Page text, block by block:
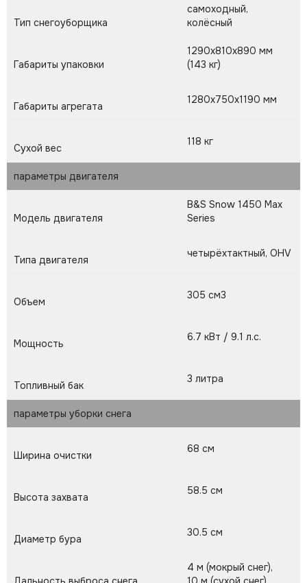
Тип снегоуборщика
самоходный,
колёсный
Габариты упаковки
1290x810x890 мм
(143 кг)
Габариты агрегата
1280x750x1190 мм
Сухой вес
118 кг
параметры двигателя
Модель двигателя
B&S Snow 1450 Max
Series
Типа двигателя
четырёхтактный, OHV
Объем
305 см3
Мощность
6.7 кВт / 9.1 л.с.
Топливный бак
3 литра
параметры уборки снега
Ширина очистки
68 см
Высота захвата
58.5 см
Диаметр бура
30.5 см
4 м (мокрый снег),